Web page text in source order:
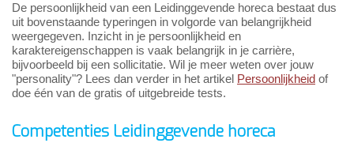
De persoonlijkheid van een Leidinggevende horeca bestaat dus
uit bovenstaande typeringen in volgorde van belangrijkheid
weergegeven. Inzicht in je persoonlijkheid en
karaktereigenschappen is vaak belangrijk in je carrière,
bijvoorbeeld bij een sollicitatie. Wil je meer weten over jouw
"personality"? Lees dan verder in het artikel Persoonlijkheid of
doe één van de gratis of uitgebreide tests.
Competenties Leidinggevende horeca